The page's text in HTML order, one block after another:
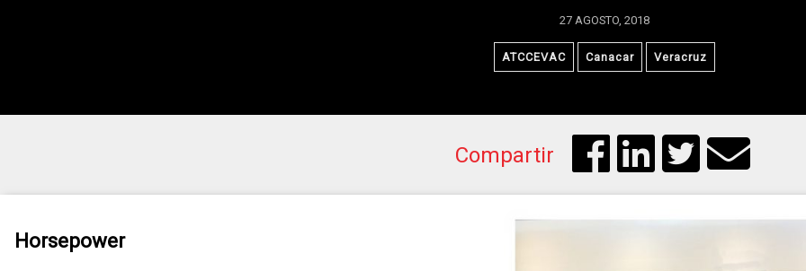
27 AGOSTO, 2018
ATCCEVAC Canacar Veracruz
Compartir
Horsepower